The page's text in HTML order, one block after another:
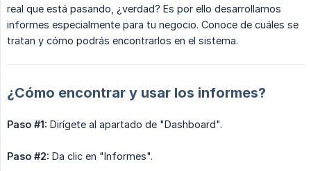
real que está pasando, ¿verdad? Es por ello desarrollamos
informes especialmente para tu negocio. Conoce de cuáles se
tratan y cómo podrás encontrarlos en el sistema.
¿Cómo encontrar y usar los informes?
Paso #1: Dirígete al apartado de "Dashboard".
Paso #2: Da clic en "Informes".